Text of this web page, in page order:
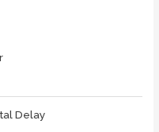
Delay